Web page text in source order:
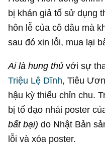
bị khán giả tố sử dụng
hôn lễ của cô dâu mà
sau đó xin lỗi, mua lại
Ai là hung thủvới sự
Triệu Lệ Dĩnh, Tiêu
hậu kỳ thiếu chỉn chu.
bị tố đạo nhái poster
bất bại)do Nhật Bản
lỗi và xóa poster.